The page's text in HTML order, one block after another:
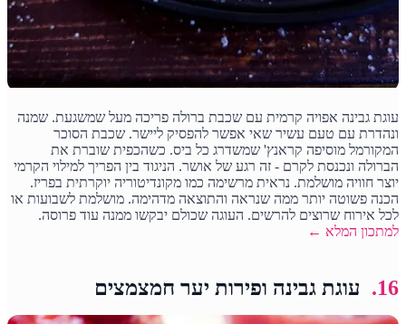
עוגת גבינה אפויה קרמית עם שכבת ברולה פריכה מעל שמשגעת. שמנה
ונהדרת עם טעם עשיר שאי אפשר להפסיק ליישר. שכבת הסוכר
המקורמל מוסיפה קראנץ' שמשדרג כל ביס. כשהכפית שוברת את
הברולה ונכנסת לקרם - זה רגע של אושר. הניגוד בין הפריך למילוי הקרמי
יוצר חוויה מושלמת. נראית מרשימה כמו מקונדיטוריה יוקרתית בפריז.
הכנה פשוטה יותר ממה שנראה והתוצאה מדהימה. מושלמת לשבועות או
לכל אירוח שרוצים להרשים. העוגה שכולם יבקשו ממנה עוד פרוסה.
למתכון המלא ←
16. עוגת גבינה ופירות יער חמצמצים